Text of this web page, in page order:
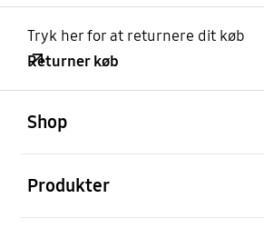
Tryk her for at returnere dit køb
Returner køb
Shop
Produkter